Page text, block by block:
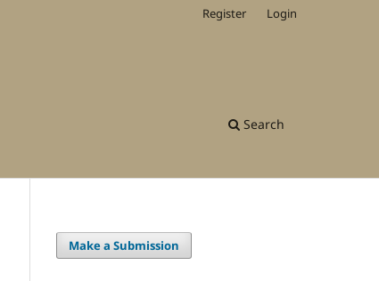
Search
Register Login
Make a Submission